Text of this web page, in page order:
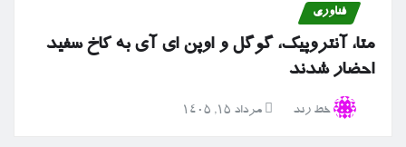
فناوری
متا، آنتروپیک، گوگل و اوپن ای آی به کاخ سفید
احضار شدند
خط رند مرداد ۱۵, ۱۴۰۵